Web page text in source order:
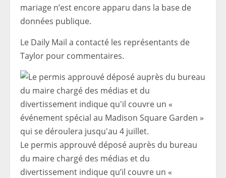
mariage n’est encore apparu dans la base de
données publique.
Le Daily Mail a contacté les représentants de
Taylor pour commentaires.
Le permis approuvé déposé auprès du bureau
du maire chargé des médias et du
divertissement indique qu’il couvre un «